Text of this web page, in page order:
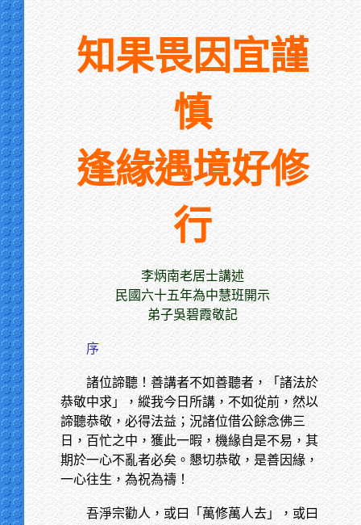
知果畏因宜謹
慎
逢緣遇境好修
行
李炳南老居士講述
民國六十五年為中慧班開示
弟子吳碧霞敬記
序
諸位諦聽！善講者不如善聽者，「諸法於
恭敬中求」，縱我今日所講，不如從前，然以
諦聽恭敬，必得法益；況諸位借公餘念佛三
日，百忙之中，獲此一暇，機緣自是不易，其
期於一心不亂者必矣。懇切恭敬，是善因緣，
一心往生，為祝為禱！
吾淨宗勸人，或曰「萬修萬人去」，或曰